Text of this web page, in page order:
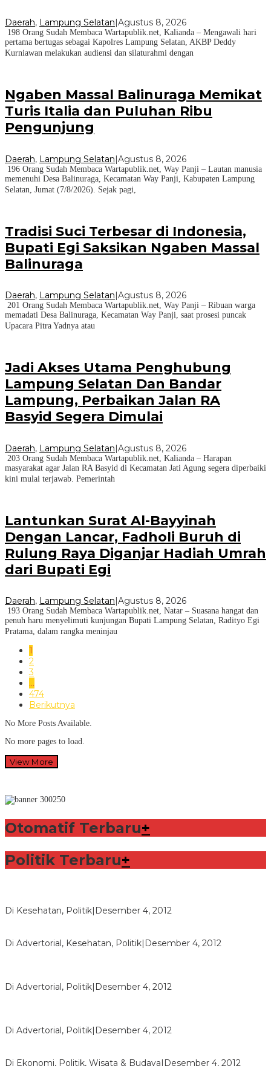
Daerah, Lampung Selatan|Agustus 8, 2026
198 Orang Sudah Membaca Wartapublik.net, Kalianda – Mengawali hari
pertama bertugas sebagai Kapolres Lampung Selatan, AKBP Deddy
Kurniawan melakukan audiensi dan silaturahmi dengan
Ngaben Massal Balinuraga Memikat
Turis Italia dan Puluhan Ribu
Pengunjung
Daerah, Lampung Selatan|Agustus 8, 2026
196 Orang Sudah Membaca Wartapublik.net, Way Panji – Lautan manusia
memenuhi Desa Balinuraga, Kecamatan Way Panji, Kabupaten Lampung
Selatan, Jumat (7/8/2026). Sejak pagi,
Tradisi Suci Terbesar di Indonesia,
Bupati Egi Saksikan Ngaben Massal
Balinuraga
Daerah, Lampung Selatan|Agustus 8, 2026
201 Orang Sudah Membaca Wartapublik.net, Way Panji – Ribuan warga
memadati Desa Balinuraga, Kecamatan Way Panji, saat prosesi puncak
Upacara Pitra Yadnya atau
Jadi Akses Utama Penghubung
Lampung Selatan Dan Bandar
Lampung, Perbaikan Jalan RA
Basyid Segera Dimulai
Daerah, Lampung Selatan|Agustus 8, 2026
203 Orang Sudah Membaca Wartapublik.net, Kalianda – Harapan
masyarakat agar Jalan RA Basyid di Kecamatan Jati Agung segera diperbaiki
kini mulai terjawab. Pemerintah
Lantunkan Surat Al-Bayyinah
Dengan Lancar, Fadholi Buruh di
Rulung Raya Diganjar Hadiah Umrah
dari Bupati Egi
Daerah, Lampung Selatan|Agustus 8, 2026
193 Orang Sudah Membaca Wartapublik.net, Natar – Suasana hangat dan
penuh haru menyelimuti kunjungan Bupati Lampung Selatan, Radityo Egi
Pratama, dalam rangka meninjau
1
2
3
…
474
Berikutnya
No More Posts Available.
No more pages to load.
View More
Otomatif Terbaru+
Politik Terbaru+
Di Kesehatan, Politik| Desember 4, 2012
Di Advertorial, Kesehatan, Politik| Desember 4, 2012
Di Advertorial, Politik| Desember 4, 2012
Di Advertorial, Politik| Desember 4, 2012
Di Ekonomi, Politik, Wisata & Budaya| Desember 4, 2012